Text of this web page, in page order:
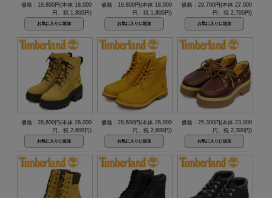
価格：19,800円(本体 18,000
円、税 1,800円)
価格：19,800円(本体 18,000
円、税 1,800円)
価格：29,700円(本体 27,000
円、税 2,700円)
価格：28,600円(本体 26,000
円、税 2,600円)
価格：28,600円(本体 26,000
円、税 2,600円)
価格：25,300円(本体 23,000
円、税 2,300円)